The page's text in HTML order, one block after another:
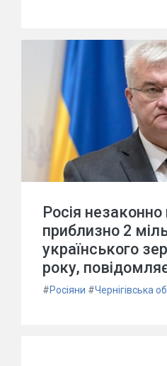
Росія
приблизно 2
українського
року,
#Росіяни #Чернігівська